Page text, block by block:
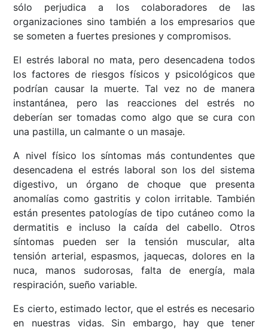
sólo perjudica a los colaboradores de las
organizaciones sino también a los empresarios que
se someten a fuertes presiones y compromisos.
El estrés laboral no mata, pero desencadena todos
los factores de riesgos físicos y psicológicos que
podrían causar la muerte. Tal vez no de manera
instantánea, pero las reacciones del estrés no
deberían ser tomadas como algo que se cura con
una pastilla, un calmante o un masaje.
A nivel físico los síntomas más contundentes que
desencadena el estrés laboral son los del sistema
digestivo, un órgano de choque que presenta
anomalías como gastritis y colon irritable. También
están presentes patologías de tipo cutáneo como la
dermatitis e incluso la caída del cabello. Otros
síntomas pueden ser la tensión muscular, alta
tensión arterial, espasmos, jaquecas, dolores en la
nuca, manos sudorosas, falta de energía, mala
respiración, sueño variable.
Es cierto, estimado lector, que el estrés es necesario
en nuestras vidas. Sin embargo, hay que tener